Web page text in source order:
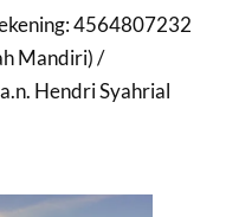
4564807232
Mandiri) /
Hendri Syahrial